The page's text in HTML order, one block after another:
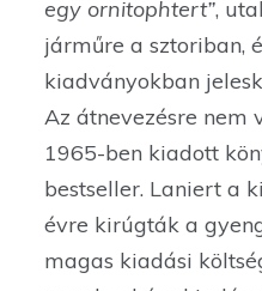
egy ornitophtert”,
járműre a sztoriban,
kiadványokban
Az átnevezésre nem
1965-ben kiadott
bestseller. Laniert a
évre kirúgták a
magas kiadási